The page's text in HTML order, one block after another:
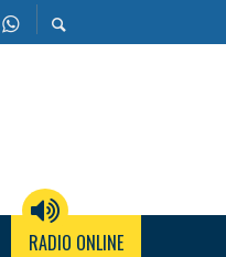
RADIO ONLINE